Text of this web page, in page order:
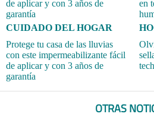
CUIDADO DEL HOGAR
Protege tu casa de las lluvias
con este impermeabilizante fácil
de aplicar y con 3 años de
garantía
OTRAS